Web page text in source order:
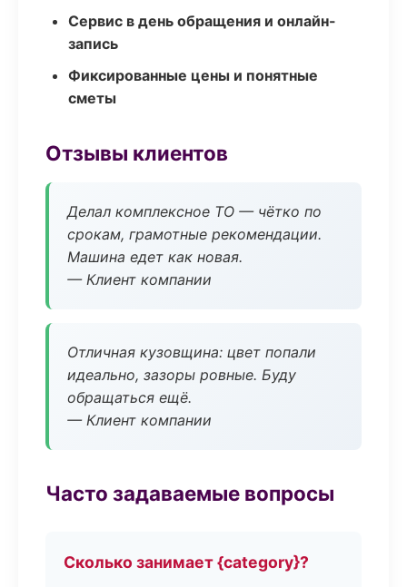
Сервис в день обращения и онлайн-
запись
Фиксированные цены и понятные
сметы
Отзывы клиентов
Делал комплексное ТО — чётко по
срокам, грамотные рекомендации.
Машина едет как новая.
— Клиент компании
Отличная кузовщина: цвет попали
идеально, зазоры ровные. Буду
обращаться ещё.
— Клиент компании
Часто задаваемые вопросы
Сколько занимает {category}?